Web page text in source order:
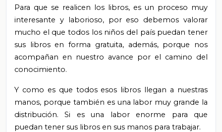
Para que se realicen los libros, es un proceso muy
interesante y laborioso, por eso debemos valorar
mucho el que todos los niños del país puedan tener
sus libros en forma gratuita, además, porque nos
acompañan en nuestro avance por el camino del
conocimiento.
Y como es que todos esos libros llegan a nuestras
manos, porque también es una labor muy grande la
distribución. Si es una labor enorme para que
puedan tener sus libros en sus manos para trabajar.